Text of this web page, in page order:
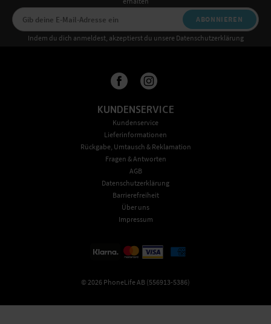
ABONNIEREN
Indem du dich anmeldest, akzeptierst du unsere Datenschutzerklärung
KUNDENSERVICE
Kundenservice
Lieferinformationen
Rückgabe, Umtausch & Reklamation
Fragen & Antworten
AGB
Datenschutzerklärung
Barrierefreiheit
Über uns
Impressum
© 2026 PhoneLife AB (556913-5386)